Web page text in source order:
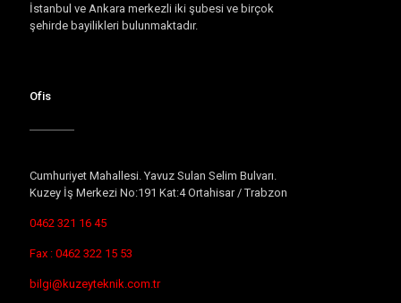
İstanbul ve Ankara merkezli iki şubesi ve birçok
şehirde bayilikleri bulunmaktadır.
Ofis
Cumhuriyet Mahallesi. Yavuz Sulan Selim Bulvarı.
Kuzey İş Merkezi No:191 Kat:4 Ortahisar / Trabzon
0462 321 16 45
Fax : 0462 322 15 53
bilgi@kuzeyteknik.com.tr